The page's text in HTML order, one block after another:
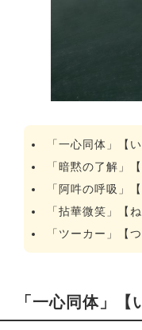
「一心同体」【
「暗黙の了解」
「阿吽の呼吸」
「拈華微笑」【
「ツーカー」【
「一心同体」【